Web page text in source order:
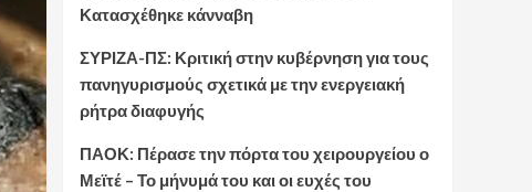
Κατασχέθηκε κάνναβη
ΣΥΡΙΖΑ-ΠΣ: Κριτική στην κυβέρνηση για τους
πανηγυρισμούς σχετικά με την ενεργειακή
ρήτρα διαφυγής
ΠΑΟΚ: Πέρασε την πόρτα του χειρουργείου ο
Μεϊτέ – Το μήνυμά του και οι ευχές του